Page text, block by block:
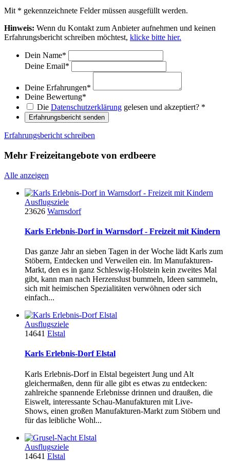
Mit * gekennzeichnete Felder müssen ausgefüllt werden.
Hinweis: Wenn du Kontakt zum Anbieter aufnehmen und keinen
Erfahrungsbericht schreiben möchtest, klicke bitte hier.
Dein Name*
Deine Email*
Deine Erfahrungen*
Deine Bewertung*
Die Datenschutzerklärung gelesen und akzeptiert? *
Erfahrungsbericht senden
Erfahrungsbericht schreiben
Mehr Freizeitangebote von erdbeere
Alle anzeigen
Ausflugsziele
23626 Warnsdorf
Karls Erlebnis-Dorf in Warnsdorf - Freizeit mit Kindern
Das ganze Jahr an sieben Tagen in der Woche lädt Karls zum
Stöbern, Entdecken und Verweilen ein. Im Manufakturen-
Markt, den es in ganz Schleswig-Holstein kein zweites Mal
gibt, kann man nach Herzenslust bummeln, Ideen sammeln,
sich mit heimischen Spezialitäten verwöhnen oder sich
einfach...
Ausflugsziele
14641 Elstal
Karls Erlebnis-Dorf Elstal
Karls Erlebnis-Dorf in Elstal begeistert Jung und Alt
gleichermaßen, denn für alle gibt es etwas zu entdecken:
zahlreiche spannende Erlebnisse drinnen und draußen, die
Eiswelt, interessante Schau-Manufakturen mit Live-
Shows, einen großen Manufakturen-Markt zum Stöbern und
für das leibliche Wohl...
Ausflugsziele
14641 Elstal